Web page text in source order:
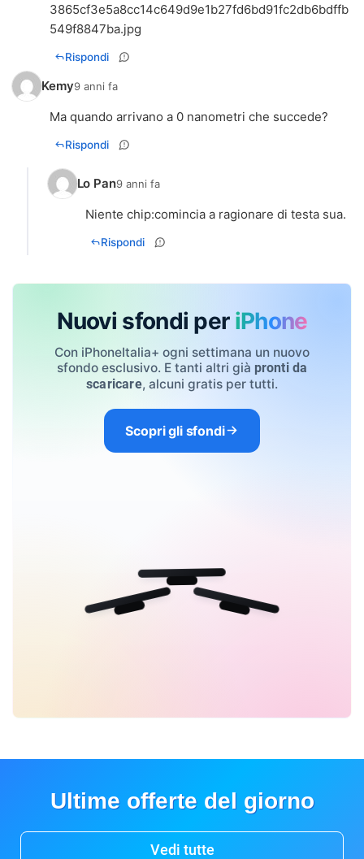
3865cf3e5a8cc14c649d9e1b27fd6bd91fc2db6bdffb
549f8847ba.jpg
Rispondi
Kemy9 anni fa
Ma quando arrivano a 0 nanometri che succede?
Rispondi
Lo Pan9 anni fa
Niente chip:comincia a ragionare di testa sua.
Rispondi
Nuovi sfondi per iPhone
Con iPhoneItalia+ ogni settimana un nuovo
sfondo esclusivo. E tanti altri già pronti da
scaricare, alcuni gratis per tutti.
Scopri gli sfondi
Ultime offerte del giorno
Vedi tutte